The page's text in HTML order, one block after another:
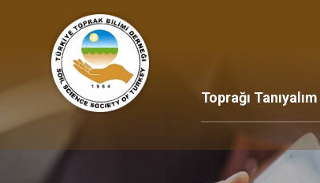
Toprağı Tanıyalım